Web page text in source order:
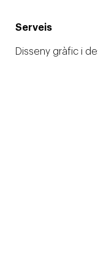
Serveis
Disseny gràfic i